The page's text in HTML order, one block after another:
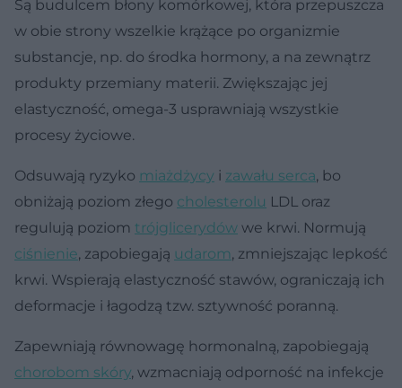
Są budulcem błony komórkowej, która przepuszcza
w obie strony wszelkie krążące po organizmie
substancje, np. do środka hormony, a na zewnątrz
produkty przemiany materii. Zwiększając jej
elastyczność, omega-3 usprawniają wszystkie
procesy życiowe.
Odsuwają ryzyko miażdżycy i zawału serca, bo
obniżają poziom złego cholesterolu LDL oraz
regulują poziom trójglicerydów we krwi. Normują
ciśnienie, zapobiegają udarom, zmniejszając lepkość
krwi. Wspierają elastyczność stawów, ograniczają ich
deformacje i łagodzą tzw. sztywność poranną.
Zapewniają równowagę hormonalną, zapobiegają
chorobom skóry, wzmacniają odporność na infekcje